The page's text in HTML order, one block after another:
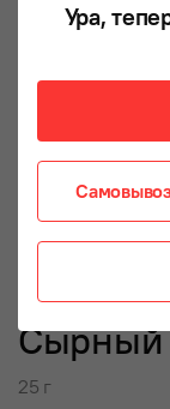
Сырный
25 г
Ура,